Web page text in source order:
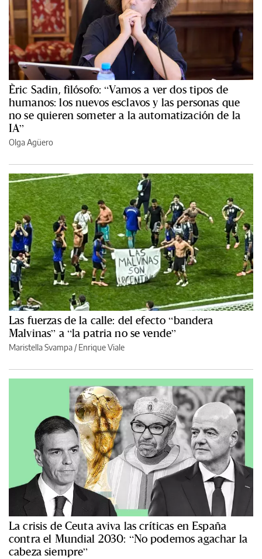
Èric Sadin, filósofo: “Vamos a ver dos tipos de
humanos: los nuevos esclavos y las personas que
no se quieren someter a la automatización de la
IA”
Olga Agüero
Las fuerzas de la calle: del efecto “bandera
Malvinas” a “la patria no se vende”
Maristella Svampa /Enrique Viale
La crisis de Ceuta aviva las críticas en España
contra el Mundial 2030: “No podemos agachar la
cabeza siempre”